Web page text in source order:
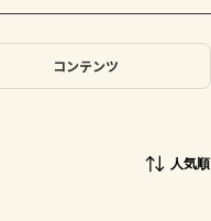
とうもろこし
コンテンツ
人気順